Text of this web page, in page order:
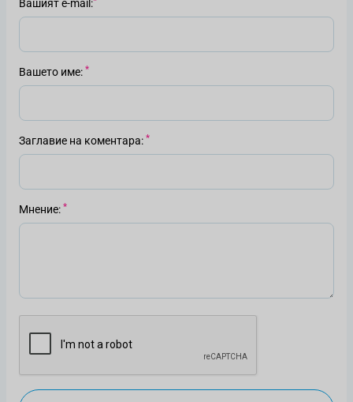
Вашият е-mail
Вашето име
Заглавие на коментара
Мнение